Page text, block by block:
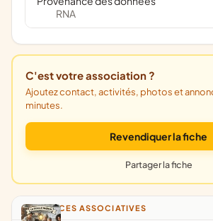
RNA
C'est votre association ?
Ajoutez contact, activités, photos et annonces. Gratuit, en 5
minutes.
Revendiquer la fiche
Partager la fiche
ANNONCES ASSOCIATIVES